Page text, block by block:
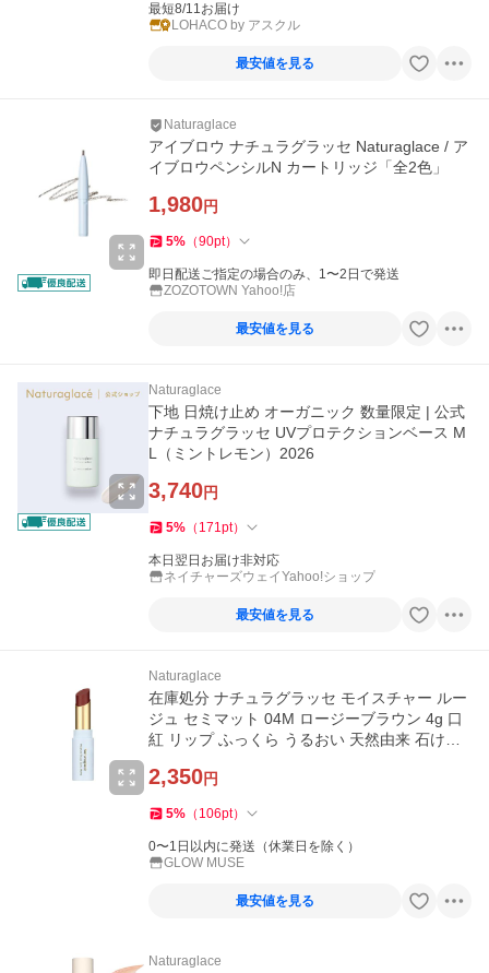
最短8/11お届け
LOHACO by アスクル
最安値を見る
Naturaglace
アイブロウ ナチュラグラッセ Naturaglace / ア
イブロウペンシルN カートリッジ「全2色」
1,980円
5% （90pt）
即日配送ご指定の場合のみ、1〜2日で発送
ZOZOTOWN Yahoo!店
最安値を見る
Naturaglace
下地 日焼け止め オーガニック 数量限定 | 公式
ナチュラグラッセ UVプロテクションベース M
L（ミントレモン）2026
3,740円
5% （ 171pt）
本日翌日お届け非対応
ネイチャーズウェイYahoo!ショップ
最安値を見る
Naturaglace
在庫処分 ナチュラグラッセ モイスチャー ルー
ジュ セミマット 04M ロージーブラウン 4g 口
紅 リップ ふっくら うるおい 天然由来 石けん
2,350円
5% （ 106pt）
0〜1日以内に発送（休業日を除く）
GLOW MUSE
最安値を見る
Naturaglace